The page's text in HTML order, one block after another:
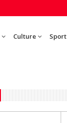
Culture Sport